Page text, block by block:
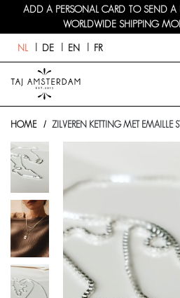
ADD A PERSONAL CARD TO SEND
WORLDWIDE SHIPPING
NL DE EN FR
HOME ZILVEREN KETTING MET EMAILLE